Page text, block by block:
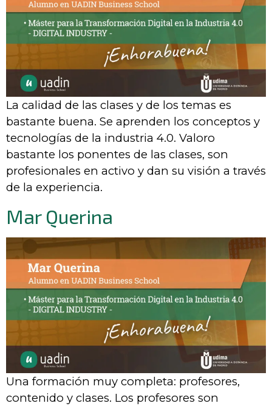
La calidad de las clases y de los temas es
bastante buena. Se aprenden los conceptos y
tecnologías de la industria 4.0. Valoro
bastante los ponentes de las clases, son
profesionales en activo y dan su visión a través
de la experiencia.
Mar Querina
Una formación muy completa: profesores,
contenido y clases. Los profesores son